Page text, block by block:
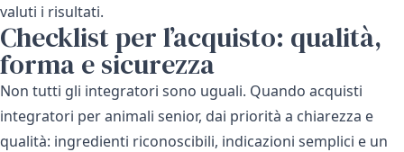
valuti i risultati.
Checklist per l’acquisto: qualità,
forma e sicurezza
Non tutti gli integratori sono uguali. Quando acquisti
integratori per animali senior, dai priorità a chiarezza e
qualità: ingredienti riconoscibili, indicazioni semplici e un